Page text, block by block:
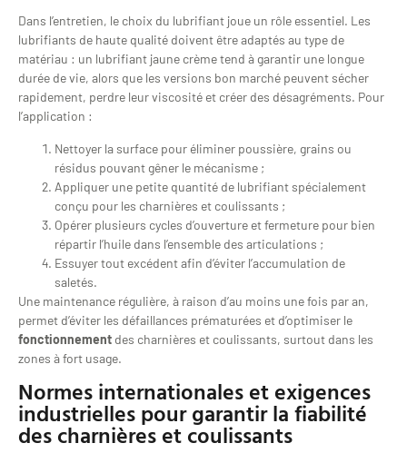
Dans l’entretien, le choix du lubrifiant joue un rôle essentiel. Les
lubrifiants de haute qualité doivent être adaptés au type de
matériau : un lubrifiant jaune crème tend à garantir une longue
durée de vie, alors que les versions bon marché peuvent sécher
rapidement, perdre leur viscosité et créer des désagréments. Pour
l’application :
Nettoyer la surface pour éliminer poussière, grains ou
résidus pouvant gêner le mécanisme ;
Appliquer une petite quantité de lubrifiant spécialement
conçu pour les charnières et coulissants ;
Opérer plusieurs cycles d’ouverture et fermeture pour bien
répartir l’huile dans l’ensemble des articulations ;
Essuyer tout excédent afin d’éviter l’accumulation de
saletés.
Une maintenance régulière, à raison d’au moins une fois par an,
permet d’éviter les défaillances prématurées et d’optimiser le
fonctionnement des charnières et coulissants, surtout dans les
zones à fort usage.
Normes internationales et exigences
industrielles pour garantir la fiabilité
des charnières et coulissants